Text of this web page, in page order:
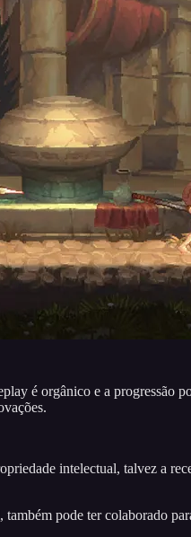
é orgânico e a progressão
intelectual, talvez a
pode ter colaborado